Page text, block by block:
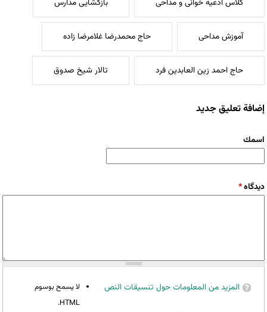
کلاس ادعیه خوانی و مداحی بازگشایی مدارس
آموزش مداحی حاج محمدرضا غلامرضا زاده
حاج احمد زین العابدین فرد تالار شیخ صدوق
إضافة تعليق جديد
‏اسمك ‏
‏دیدگاه ‏*
المزيد من المعلومات حول تنسيقات النص
لا يسمح بوسوم
HTML.